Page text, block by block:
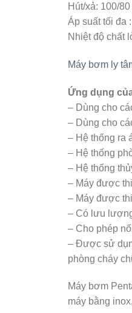
Hút/xả: 100/
Áp suất tối đa
Nhiệt độ chất
Máy bơm ly
Ứng dụng
– Dùng cho
– Dùng cho
– Hệ thống ra
– Hệ thống
– Hệ thống
– Máy được
– Máy được
– Có lưu
– Cho phép
– Được sử
phòng cháy
Máy bơm
máy bằng